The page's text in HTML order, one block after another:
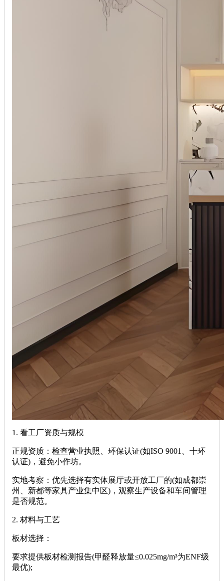
‌1. 看工厂资质与规模‌
‌正规资质‌：检查营业执照、环保认证(如ISO 9001、十环
认证)，避免小作坊。
‌实地考察‌：优先选择有实体展厅或开放工厂的(如成都崇
州、新都等家具产业集中区)，观察生产设备和车间管理
是否规范。
‌2. 材料与工艺‌
‌板材选择‌：
要求提供板材检测报告(甲醛释放量≤0.025mg/m³为ENF级
最优);